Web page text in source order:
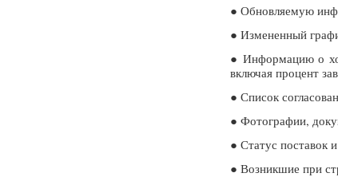
● Обновляемую
● Измененный
● Информацию о
включая процент
● Список
● Фотографии,
● Статус поставок
● Возникшие при